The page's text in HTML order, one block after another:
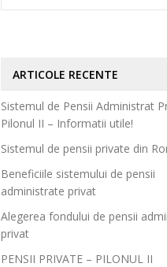
ARTICOLE RECENTE
Sistemul de Pensii Administrat
Pilonul II – Informatii utile!
Sistemul de pensii private din
Beneficiile sistemului de pensii
administrate privat
Alegerea fondului de pensii
privat
PENSII PRIVATE – PILONUL II